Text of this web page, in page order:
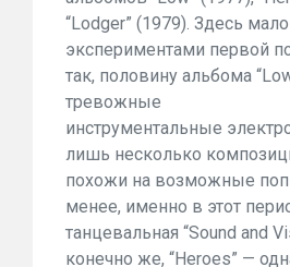
“Lodger” (1979). Здесь
экспериментами первой
так, половину альбома
тревожные
инструментальные
лишь несколько
похожи на возможные
менее, именно в этот
танцевальная “Sound and
конечно же, “Heroes” —